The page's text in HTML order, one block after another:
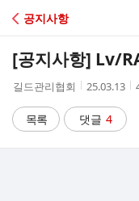
C
A
공지사항
[공지사항] Lv/
작
자
길드관리협회
작
시
간
25.03.13
목록 댓글 4